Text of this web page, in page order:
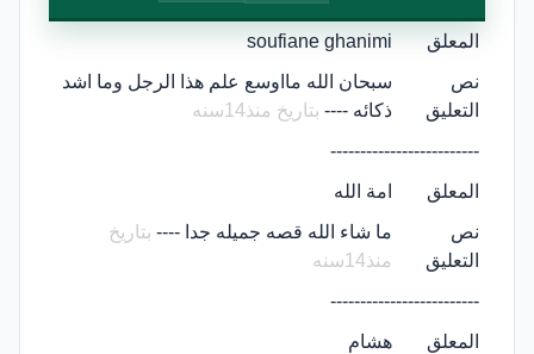
المعلق
soufiane ghanimi
نص
التعليق
سبحان الله مااوسع علم هذا الرجل وما اشد
ذكائه ---- بتاريخ منذ14سنه
-------------------------
المعلق
امة الله
نص
التعليق
ما شاء الله قصه جميله جدا ---- بتاريخ
منذ14سنه
-------------------------
المعلق
هشام